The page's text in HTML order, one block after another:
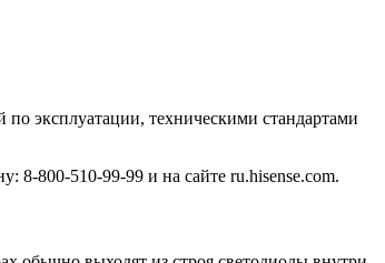
по эксплуатации, техническими стандартами
800-510-99-99 и на сайте ru.hisense.com.